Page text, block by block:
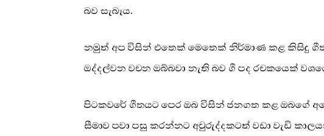
බව සැබෑය.
නමුත් අප විසින් එතෙක් මෙතෙක් නිර්මාණ කළ කිසිදු
ඔද්දල්වන වචන ඔබ්බවා නැති බව ගී පද රචකයෙක්
පිටකවරේ ගීතයට පෙර ඔබ විසින් ජනගත කළ ඔබගේ
සීමාව පවා පසු කරන්නට අවුරුද්දකටත් වඩා වැඩි